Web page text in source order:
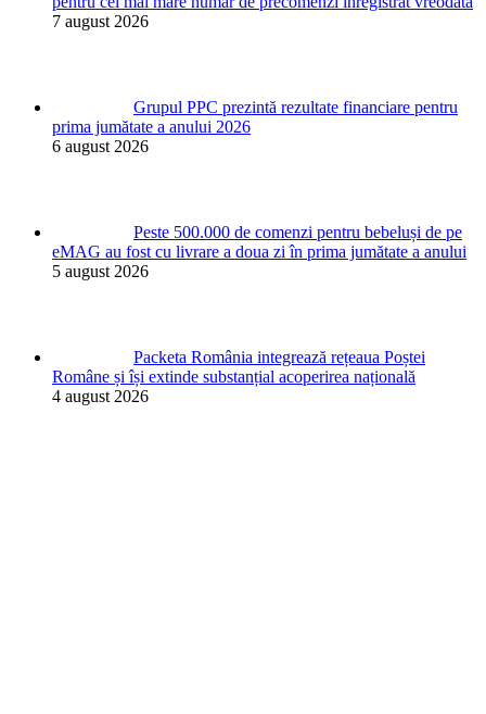
7 august 2026
Grupul PPC prezintă rezultate financiare pentru
prima jumătate a anului 2026
6 august 2026
Peste 500.000 de comenzi pentru bebeluși de pe
eMAG au fost cu livrare a doua zi în prima jumătate a anului
5 august 2026
Packeta România integrează rețeaua Poștei
Române și își extinde substanțial acoperirea națională
4 august 2026